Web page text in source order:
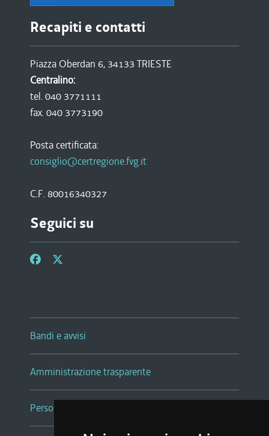
Recapiti e contatti
Piazza Oberdan 6, 34133 TRIESTE
Centralino:
tel. 040 3771111
fax. 040 3773190
Posta certificata:
consiglio@certregione.fvg.it
C.F. 80016340327
Seguici su
Bandi e avvisi
Amministrazione trasparente
Persone e Uffici